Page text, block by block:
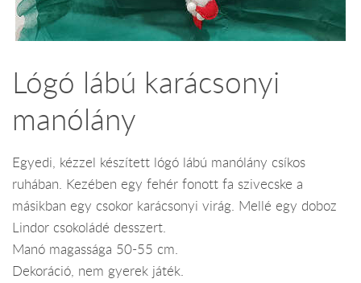
Lógó lábú karácsonyi
manólány
Egyedi, kézzel készített lógó lábú manólány csíkos
ruhában. Kezében egy fehér fonott fa szivecske a
másikban egy csokor karácsonyi virág. Mellé egy doboz
Lindor csokoládé desszert.
Manó magassága 50-55 cm.
Dekoráció, nem gyerek játék.